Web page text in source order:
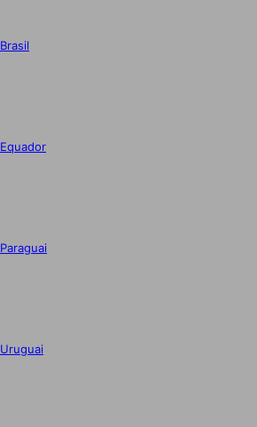
Brasil
Equador
Paraguai
Uruguai